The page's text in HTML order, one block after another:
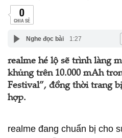
0
CHIA SẺ
Nghe đọc bài 1:27
realme hé lộ sẽ trình làng
khủng trên 10.000 mAh
Festival”, đồng thời trang
hợp.
realme đang chuẩn bị cho